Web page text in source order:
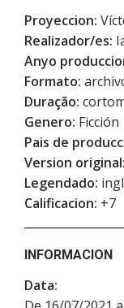
Proyeccion:
Realizador/es:
Anyo
Formato:
Duração:
Genero: Ficción
Pais de
Version original:
Legendado:
Calificacion: +7
INFORMACION
Data: